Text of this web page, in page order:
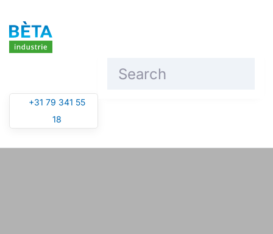
Skip to main content
+31 79 341 55
18